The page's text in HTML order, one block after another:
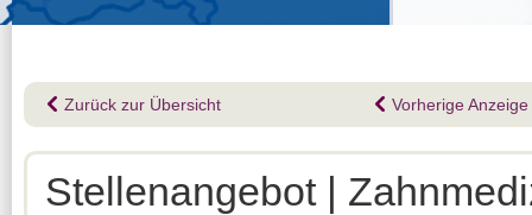
Zurück zur Übersicht Vorherige Anzeige
Stellenangebot |